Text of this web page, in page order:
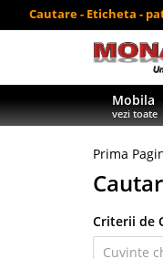
Cautare - Eticheta -
Mobila
vezi toate
Prima
Criterii de